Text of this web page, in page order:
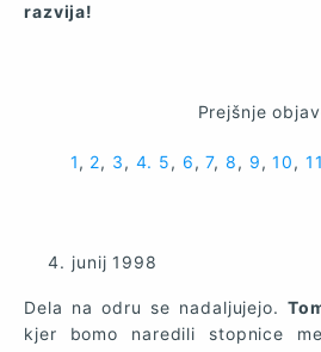
razvija!
Prejšnje
1, 2, 3, 4. 5, 6,7,8, 9,10, 11
junij 1998
Dela na odru se nadaljujejo.
kjer bomo naredili stopnice